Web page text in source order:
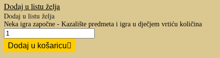
Dodaj u listu želja
Dodaj u listu želja
Neka igra započne - Kazalište predmeta i igra u dječjem vrtiću količina
Dodaj u košaricu